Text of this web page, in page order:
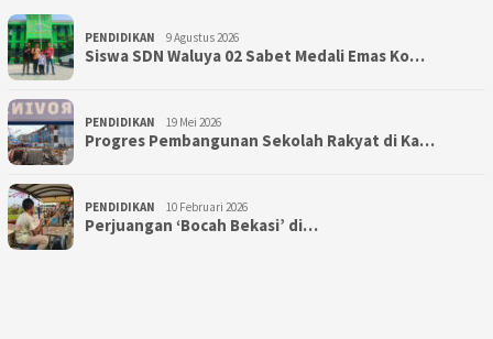
PENDIDIKAN 9 Agustus 2026
Siswa SDN Waluya 02 Sabet Medali Emas Ko…
PENDIDIKAN 19 Mei 2026
Progres Pembangunan Sekolah Rakyat di Ka…
PENDIDIKAN 10 Februari 2026
Perjuangan ‘Bocah Bekasi’ di…